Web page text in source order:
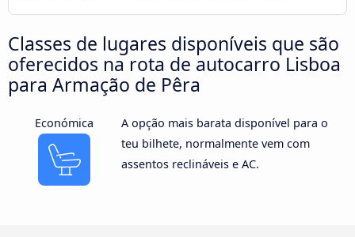
Classes de lugares disponíveis que são
oferecidos na rota de autocarro Lisboa
para Armação de Pêra
Económica
A opção mais barata disponível para o
teu bilhete, normalmente vem com
assentos reclináveis e AC.